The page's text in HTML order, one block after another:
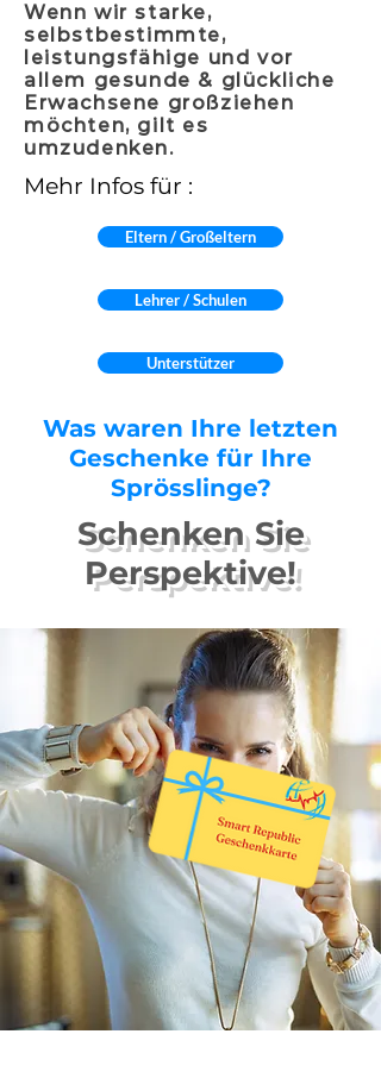
Wenn wir starke,
selbstbestimmte,
leistungsfähige und vor
allem gesunde & glückliche
Erwachsene großziehen
möchten, gilt es
umzudenken.
Mehr Infos für :
Eltern / Großeltern
Lehrer / Schulen
Unterstützer
Was waren Ihre letzten
Geschenke für Ihre
Sprösslinge?
Schenken Sie
Perspektive!